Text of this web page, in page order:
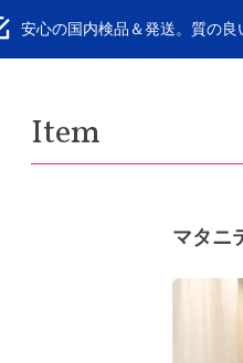
安心の国内検品＆発送。質の
Item
マタニ